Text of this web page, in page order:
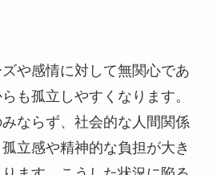
や感情に対して無関心であ
も孤立しやすくなります。
ならず、社会的な人間関係
立感や精神的な負担が大き